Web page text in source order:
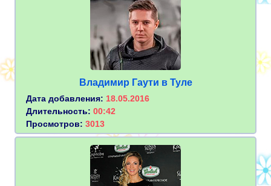
Владимир Гаути в Туле
Дата добавления: 18.05.2016
Длительность: 00:42
Просмотров: 3013